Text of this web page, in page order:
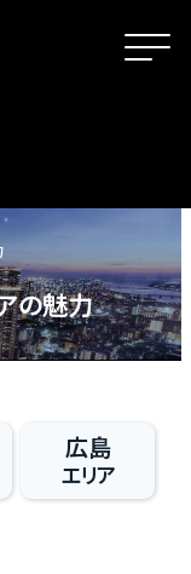
アの魅力
の魅力
広島
エリア